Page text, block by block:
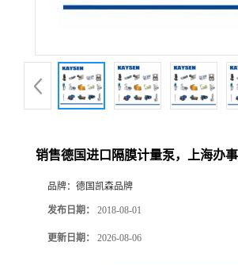
销售德国进口隔膜计量泵，上海办
品牌： 德国凯森品牌
发布日期： 2018-08-01
更新日期： 2026-08-06